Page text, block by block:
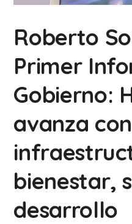
Roberto
Primer
Gobierno:
avanza
bienestar,
desarrollo